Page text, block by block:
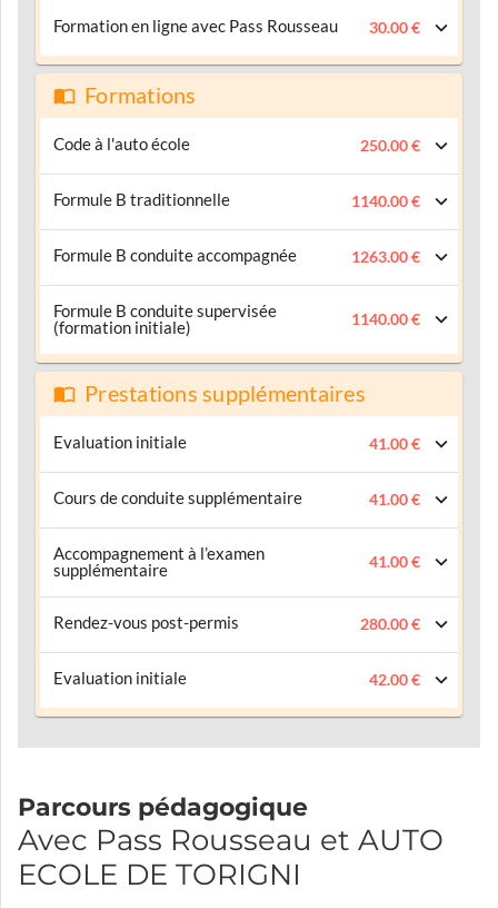
Formation en ligne avec Pass Rousseau 30.00 €
Formations
Code à l'auto école 250.00 €
Formule B traditionnelle 1140.00 €
Formule B conduite accompagnée 1263.00 €
Formule B conduite supervisée
(formation initiale)
1140.00 €
Prestations supplémentaires
Evaluation initiale 41.00 €
Cours de conduite supplémentaire 41.00 €
Accompagnement à l’examen
supplémentaire
41.00 €
Rendez-vous post-permis 280.00 €
Evaluation initiale 42.00 €
Parcours pédagogique
Avec Pass Rousseau et AUTO
ECOLE DE TORIGNI